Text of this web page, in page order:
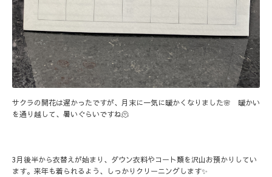
サクラの開花は遅かったですが、月末に一気に暖かくなりました🌸 暖かい
を通り越して、暑いぐらいですね🫠
3月後半から衣替えが始まり、ダウン衣料やコート類を沢山お預かりしてい
ます。来年も着られるよう、しっかりクリーニングします✨